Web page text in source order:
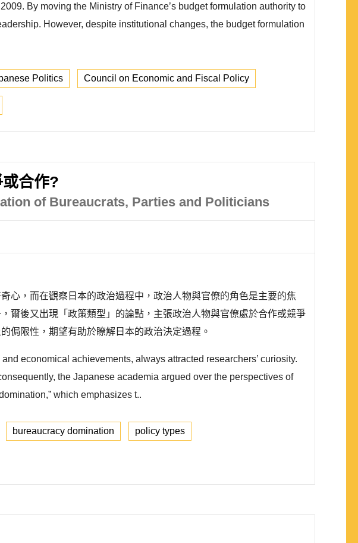
By moving the Ministry of Finance’s budget formulation authority to
However, despite institutional changes, the budget formulation
Politics Council on Economic and Fiscal Policy
合作?
of Bureaucrats, Parties and Politicians
心，而在觀察日本的政治過程中，政治人物與官僚的角色是主要的焦
爾後又出現「政策類型」的論點，主張政治人物與官僚處於合作或競爭
侷限性，期望有助於瞭解日本的政治決定過程。
economical achievements, always attracted researchers’ curiosity.
the Japanese academia argued over the perspectives of
which emphasizes t..
bureaucracy domination policy types